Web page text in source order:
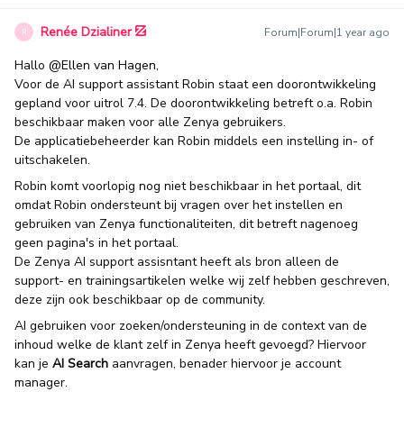
R Renée Dzialiner Forum|Forum|1 year ago
Hallo @Ellen van Hagen,
Voor de AI support assistant Robin staat een doorontwikkeling
gepland voor uitrol 7.4. De doorontwikkeling betreft o.a. Robin
beschikbaar maken voor alle Zenya gebruikers.
De applicatiebeheerder kan Robin middels een instelling in- of
uitschakelen.
Robin komt voorlopig nog niet beschikbaar in het portaal, dit
omdat Robin ondersteunt bij vragen over het instellen en
gebruiken van Zenya functionaliteiten, dit betreft nagenoeg
geen pagina's in het portaal.
De Zenya AI support assisntant heeft als bron alleen de
support- en trainingsartikelen welke wij zelf hebben geschreven,
deze zijn ook beschikbaar op de community.
AI gebruiken voor zoeken/ondersteuning in de context van de
inhoud welke de klant zelf in Zenya heeft gevoegd? Hiervoor
kan je AI Search aanvragen, benader hiervoor je account
manager.